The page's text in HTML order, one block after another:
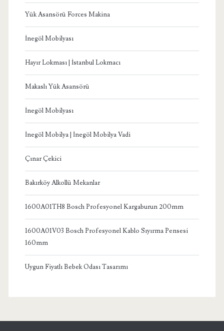
Yük Asansörü Forces Makina
İnegöl Mobilyası
Hayır Lokması | İstanbul Lokmacı
Makaslı Yük Asansörü
İnegöl Mobilyası
İnegöl Mobilya | İnegöl Mobilya Vadi
Çınar Çekici
Bakırköy Alkollü Mekanlar
1600A01TH8 Bosch Profesyonel Kargaburun 200mm
1600A01V03 Bosch Profesyonel Kablo Sıyırma Pensesi
160mm
Uygun Fiyatlı Bebek Odası Tasarımı